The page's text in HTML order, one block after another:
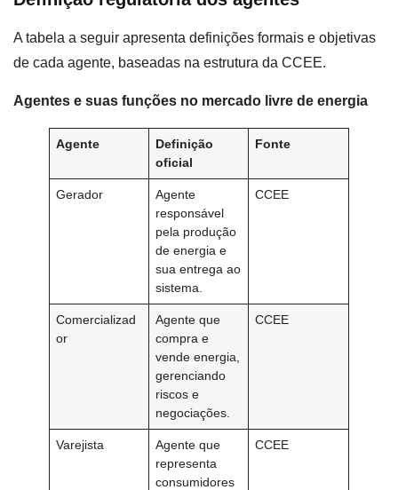
A tabela a seguir apresenta definições formais e objetivas
de cada agente, baseadas na estrutura da CCEE.
Agentes e suas funções no mercado livre de energia
Agente
Definição
oficial
Fonte
Gerador
Agente
responsável
pela produção
de energia e
sua entrega ao
sistema.
CCEE
Comercializad
or
Agente que
compra e
vende energia,
gerenciando
riscos e
negociações.
CCEE
Varejista
Agente que
representa
consumidores
CCEE